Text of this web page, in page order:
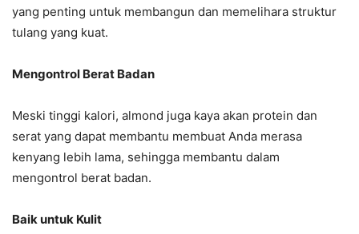
yang penting untuk membangun dan memelihara struktur
tulang yang kuat.
Mengontrol Berat Badan
Meski tinggi kalori, almond juga kaya akan protein dan
serat yang dapat membantu membuat Anda merasa
kenyang lebih lama, sehingga membantu dalam
mengontrol berat badan.
Baik untuk Kulit